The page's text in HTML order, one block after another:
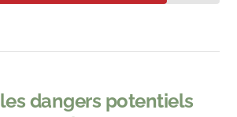
dangers potentiels